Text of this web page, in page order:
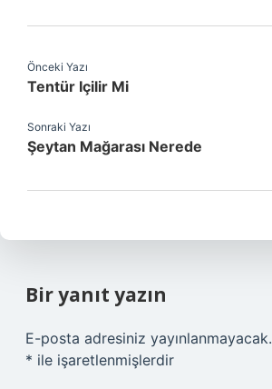
Önceki Yazı
Tentür Içilir Mi
Sonraki Yazı
Şeytan Mağarası Nerede
Bir yanıt yazın
E-posta adresiniz yayınlanmayacak.
* ile işaretlenmişlerdir